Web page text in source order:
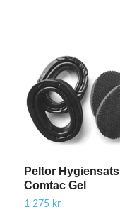
Peltor Hygiensats
Comtac Gel
1 275 kr